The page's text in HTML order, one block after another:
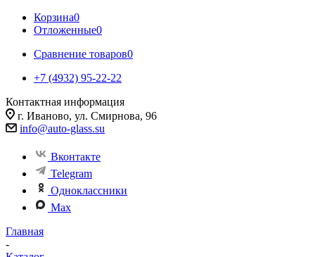
Корзина0
Отложенные0
Сравнение товаров0
+7 (4932) 95-22-22
Контактная информация
г. Иваново, ул. Смирнова, 96
info@auto-glass.su
Вконтакте
Telegram
Одноклассники
Max
Главная
-